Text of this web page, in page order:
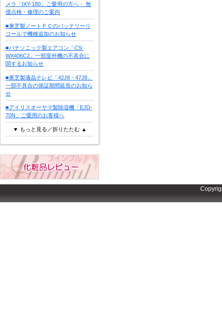
メラ「IXY-180」ご愛用の方へ・ 無
償点検・修理のご案内
■東芝製ノートＰＣのバッテリーリ
コールで機種追加のお知らせ
■パナソニック製エアコン「CS-
WX406C2」一部室外機の不具合に
関するお知らせ
■東芝製液晶テレビ「42J8・47J8」
一部不具合の保証期間延長のお知ら
せ
■アイリスオーヤマ製除湿機「EJD-
70N」ご愛用のお客様へ
▼ もっと見る／折りたたむ ▲